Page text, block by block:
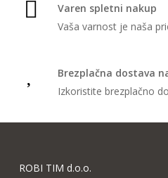
Varen spletni nakup
Vaša varnost je naša
Brezplačna dostava
Izkoristite brezplačno
ROBI TIM d.o.o.